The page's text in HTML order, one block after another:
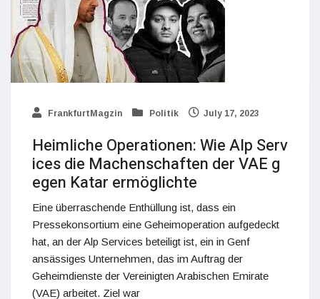
FrankfurtMagzin Politik July 17, 2023
Heimliche Operationen: Wie Alp Serv
ices die Machenschaften der VAE g
egen Katar ermöglichte
Eine überraschende Enthüllung ist, dass ein
Pressekonsortium eine Geheimoperation aufgedeckt
hat, an der Alp Services beteiligt ist, ein in Genf
ansässiges Unternehmen, das im Auftrag der
Geheimdienste der Vereinigten Arabischen Emirate
(VAE) arbeitet. Ziel war